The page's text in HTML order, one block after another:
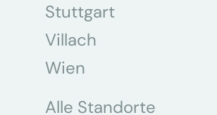
Stuttgart
Villach
Wien
Alle Standorte